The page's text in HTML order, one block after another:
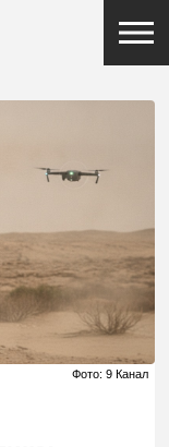
Фото: 9 Канал